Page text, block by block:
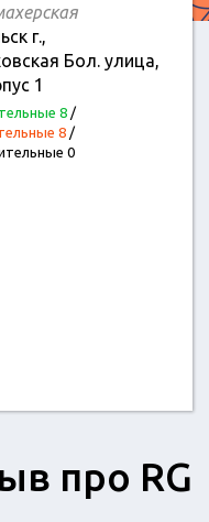
г.,
Бол. улица,
1
8/
8/
0
про RG